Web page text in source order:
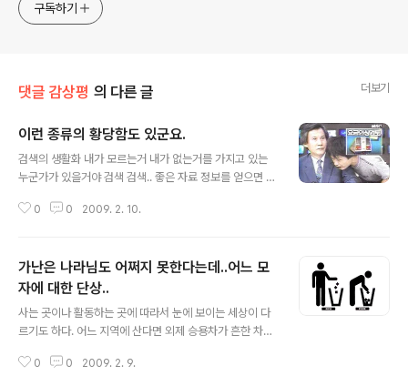
구독하기
댓글 감상평 의 다른 글 더보기
이런 종류의 황당함도 있군요.
검색의 생활화 내가 모르는거 내가 없는거를 가지고 있는
누군가가 있을거야 검색 검색.. 좋은 자료 정보를 얻으면 어
급한일 잊고 검색 삼매경에 빠져드니 음 인터넷 중독이 틀
룰루랄라.... 근데 자기 증명사진을 올려 놓다니 특이하네...
어디 다른 자료는 뭐가 있지? 저 위에 MBC 9시뉴스의 생
방송 사고를 직접 시청한 이후 정신병에 대한 또다른 충격
이었다. 그 불로그의 나머지 자료는 명백한 정신분열증 과
는 긴급한 속보가 있어서 스탭이 원고들고 들어오는 줄 알
0 0 2009. 2. 10.
가난은 나라님도 어쩌지 못한다는데..어느 모
자에 대한 단상..
사는 곳이나 활동하는 곳에 따라서 눈에 보이는 세상이 다
르기도 하다. 어느 지역에 산다면 외제 승용차가 흔한 차가
이 되기도한다. 하지만 우리는 항상 가난하고 어려운 사람
0 0 2009. 2. 9.